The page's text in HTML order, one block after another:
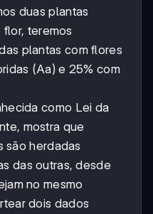
duas plantas
teremos
plantas com flores
(Aa) e 25% com
como Lei da
mostra que
são herdadas
das outras, desde
no mesmo
dois dados